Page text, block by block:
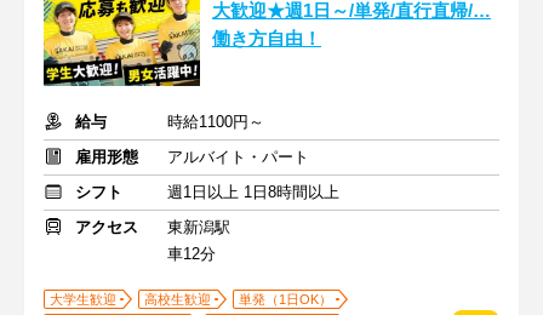
大歓迎★週1日～/単発/直行直帰/…
働き方自由！
給与
時給1100円～
雇用形態
アルバイト・パート
シフト
週1日以上 1日8時間以上
アクセス
東新潟駅
車12分
大学生歓迎 高校生歓迎
単発（1日OK）